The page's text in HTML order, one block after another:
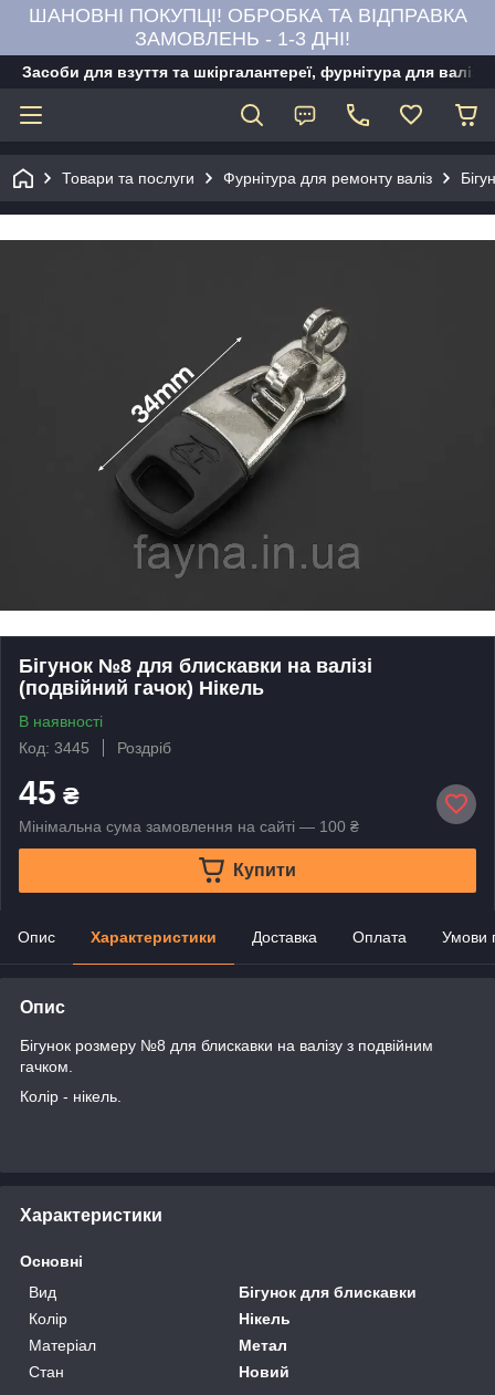
ШАНОВНІ ПОКУПЦІ! ОБРОБКА ТА ВІДПРАВКА
ЗАМОВЛЕНЬ - 1-3 ДНІ!
Засоби для взуття та шкіргалантереї, фурнітура для
Товари та послуги Фурнітура для ремонту валіз
Бігунок №8 для блискавки на валізі
(подвійний гачок) Нікель
В наявності
Код: 3445
Роздріб
45 ₴
Мінімальна сума замовлення на сайті — 100 ₴
Купити
Опис Характеристики Доставка Оплата Умови
Опис
Бігунок розмеру №8 для блискавки на валізу з подвійним
гачком.
Колір - нікель.
Характеристики
Основні
Вид
Бігунок для блискавки
Колір
Нікель
Матеріал
Метал
Стан
Новий